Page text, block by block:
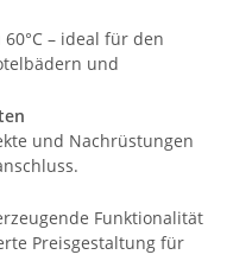
– ideal für den
und
und Nachrüstungen
Funktionalität
Preisgestaltung für